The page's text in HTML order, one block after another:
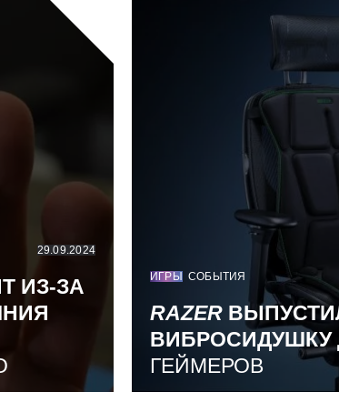
29.09.2024
ИЗ-ЗА
ИГРЫ СОБЫТИЯ
RAZER
ВИБРОСИДУШКУ
ГЕЙМЕРОВ